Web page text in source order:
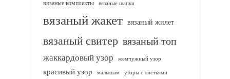
вязаные комплекты
вязаные шапки
вязаный жакет вязаный жилет
вязаный свитер вязаный топ
жаккардовый узор жемчужный узор
красивый узор малышам узоры с листьями